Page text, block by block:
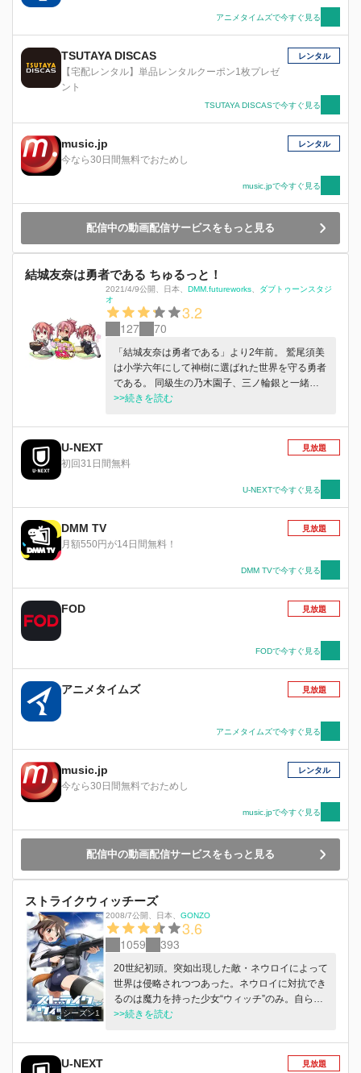
アニメタイムズで今すぐ見る
TSUTAYA DISCAS
【宅配レンタル】単品レンタルクーポン1枚プレゼ
ント
レンタル
TSUTAYA DISCASで今すぐ見る
music.jp
今なら30日間無料でおためし
レンタル
music.jpで今すぐ見る
配信中の動画配信サービスをもっと見る
結城友奈は勇者である ちゅるっと！
2021/4/9公開 日本 DMM.futureworks
ダブトゥーンスタジ
オ
3.2
127 70
「結城友奈は勇者である」より2年前。 鷲尾須美
は小学六年にして神樹に選ばれた世界を守る勇者
である。 同級生の乃木園子、三ノ輪銀と一緒
に、かけがえのない日常を大切にしながら、お役
から結城友奈へ。 平和な日常を送る讃州中学勇
>>続きを読む
U-NEXT
初回31日間無料
見放題
U-NEXTで今すぐ見る
DMM TV
月額550円が14日間無料！
見放題
DMM TVで今すぐ見る
FOD 見放題
FODで今すぐ見る
アニメタイムズ 見放題
アニメタイムズで今すぐ見る
music.jp
今なら30日間無料でおためし
レンタル
music.jpで今すぐ見る
配信中の動画配信サービスをもっと見る
ストライクウィッチーズ
シーズン1
2008/7公開 日本 GONZO
3.6
1059 393
20世紀初頭。突如出現した敵・ネウロイによって
世界は侵略されつつあった。ネウロイに対抗でき
るのは魔力を持った少女“ウィッチ”のみ。自らの
身体に兵器をまとい、空を駆ける戦闘航空団“ス
戦いに挑んでいく。
>>続きを読む
U-NEXT 見放題